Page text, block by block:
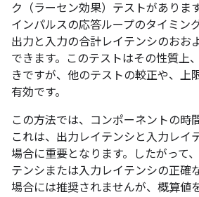
ク（ラーセン効果）テストがありま
インパルスの応答ループのタイミン
出力と入力の合計レイテンシのおお
できます。このテストはその性質上
きですが、他のテストの較正や、上
有効です。
この方法では、コンポーネントの時
これは、出力レイテンシと入力レイ
場合に重要となります。したがって
テンシまたは入力レイテンシの正確
場合には推奨されませんが、概算値